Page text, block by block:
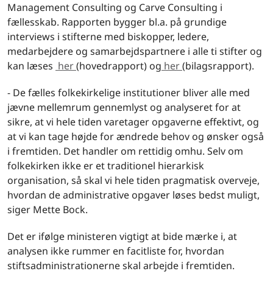
Management Consulting og Carve Consulting i
fællesskab. Rapporten bygger bl.a. på grundige
interviews i stifterne med biskopper, ledere,
medarbejdere og samarbejdspartnere i alle ti stifter og
kan læses her(hovedrapport) og her(bilagsrapport).
- De fælles folkekirkelige institutioner bliver alle med
jævne mellemrum gennemlyst og analyseret for at
sikre, at vi hele tiden varetager opgaverne effektivt, og
at vi kan tage højde for ændrede behov og ønsker også
i fremtiden. Det handler om rettidig omhu. Selv om
folkekirken ikke er et traditionel hierarkisk
organisation, så skal vi hele tiden pragmatisk overveje,
hvordan de administrative opgaver løses bedst muligt,
siger Mette Bock.
Det er ifølge ministeren vigtigt at bide mærke i, at
analysen ikke rummer en facitliste for, hvordan
stiftsadministrationerne skal arbejde i fremtiden.